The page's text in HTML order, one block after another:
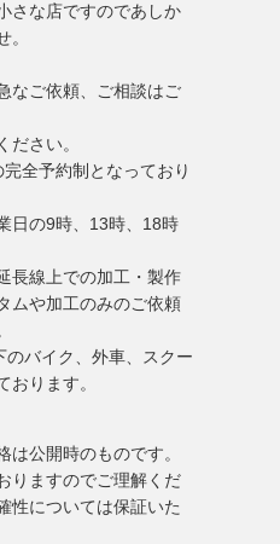
さな店ですのであしか
。
なご依頼、ご相談はご
ださい。
全予約制となっており
日の9時、13時、18時
長線上での加工・製作
ムや加工のみのご依頼
バイク、外車、スクー
おります。
は公開時のものです。
りますのでご理解くだ
性については保証いた